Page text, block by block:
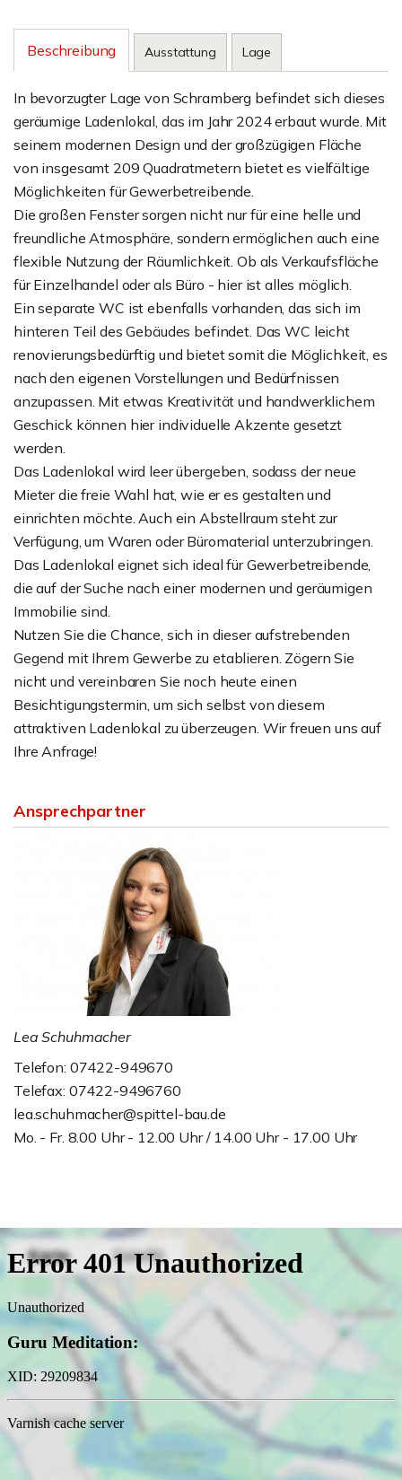
Beschreibung Ausstattung Lage
In bevorzugter Lage von Schramberg befindet sich dieses
geräumige Ladenlokal, das im Jahr 2024 erbaut wurde. Mit
seinem modernen Design und der großzügigen Fläche
von insgesamt 209 Quadratmetern bietet es vielfältige
Möglichkeiten für Gewerbetreibende.
Die großen Fenster sorgen nicht nur für eine helle und
freundliche Atmosphäre, sondern ermöglichen auch eine
flexible Nutzung der Räumlichkeit. Ob als Verkaufsfläche
für Einzelhandel oder als Büro - hier ist alles möglich.
Ein separate WC ist ebenfalls vorhanden, das sich im
hinteren Teil des Gebäudes befindet. Das WC leicht
renovierungsbedürftig und bietet somit die Möglichkeit, es
nach den eigenen Vorstellungen und Bedürfnissen
anzupassen. Mit etwas Kreativität und handwerklichem
Geschick können hier individuelle Akzente gesetzt
werden.
Das Ladenlokal wird leer übergeben, sodass der neue
Mieter die freie Wahl hat, wie er es gestalten und
einrichten möchte. Auch ein Abstellraum steht zur
Verfügung, um Waren oder Büromaterial unterzubringen.
Das Ladenlokal eignet sich ideal für Gewerbetreibende,
die auf der Suche nach einer modernen und geräumigen
Immobilie sind.
Nutzen Sie die Chance, sich in dieser aufstrebenden
Gegend mit Ihrem Gewerbe zu etablieren. Zögern Sie
nicht und vereinbaren Sie noch heute einen
Besichtigungstermin, um sich selbst von diesem
attraktiven Ladenlokal zu überzeugen. Wir freuen uns auf
Ihre Anfrage!
Ansprechpartner
Lea Schuhmacher
Telefon: 07422-949670
Telefax: 07422-9496760
lea.schuhmacher@spittel-bau.de
Mo. - Fr. 8.00 Uhr - 12.00 Uhr / 14.00 Uhr - 17.00 Uhr